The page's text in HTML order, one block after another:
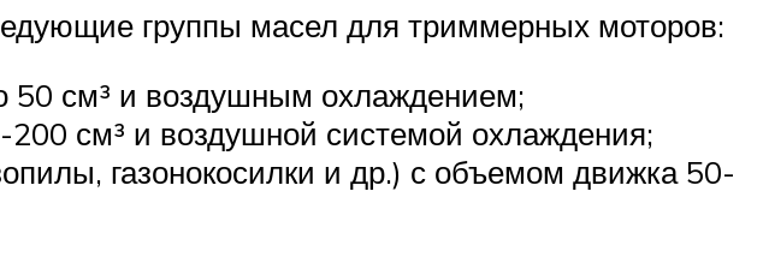
группы масел для триммерных моторов:
50 см³ и воздушным охлаждением;
см³ и воздушной системой охлаждения;
газонокосилки и др.) с объемом движка 50-